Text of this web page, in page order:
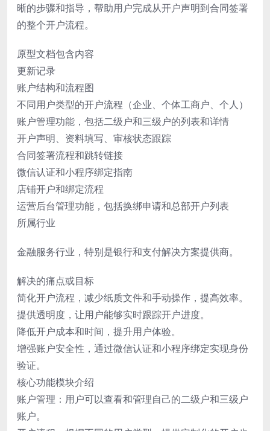
晰的步骤和指导，帮助用户完成从开户声明到合同签署
的整个开户流程。
原型文档包含内容
更新记录
账户结构和流程图
不同用户类型的开户流程（企业、个体工商户、个人）
账户管理功能，包括二级户和三级户的列表和详情
开户声明、资料填写、审核状态跟踪
合同签署流程和跳转链接
微信认证和小程序绑定指南
店铺开户和绑定流程
运营后台管理功能，包括换绑申请和总部开户列表
所属行业
金融服务行业，特别是银行和支付解决方案提供商。
解决的痛点或目标
简化开户流程，减少纸质文件和手动操作，提高效率。
提供透明度，让用户能够实时跟踪开户进度。
降低开户成本和时间，提升用户体验。
增强账户安全性，通过微信认证和小程序绑定实现身份
验证。
核心功能模块介绍
账户管理：用户可以查看和管理自己的二级户和三级户
账户。